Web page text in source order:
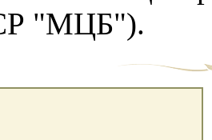
"МЦБ").